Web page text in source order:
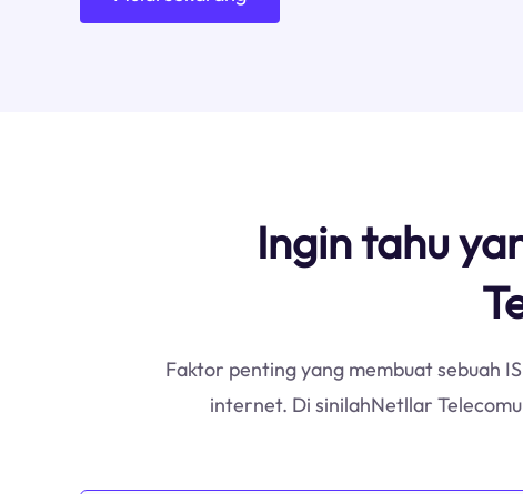
Ingin tahu
Faktor penting yang membuat sebuah
internet. Di sinilahNetllar